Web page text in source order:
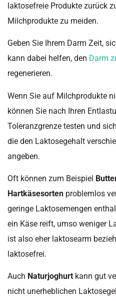
laktosefreie Produkte zurück
Milchprodukte zu meiden.
Geben Sie Ihrem Darm Zeit,
kann dabei helfen, den Darm
regenerieren.
Wenn Sie auf Milchprodukte
können Sie nach Ihren
Toleranzgrenze testen und
die den Laktosegehalt
angeben.
Oft können zum Beispiel
Hartkäsesorten problemlos
geringe Laktosemengen
ein Käse reift, umso weniger
ist also eher laktosearm
laktosefrei.
Auch Naturjoghurt kann gut
nicht unerheblichen